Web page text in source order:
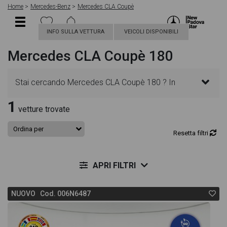
Home Mercedes-Benz Mercedes CLA Coupè
INFO SULLA VETTURA VEICOLI DISPONIBILI
Mercedes CLA Coupè 180
Stai cercando Mercedes CLA Coupè 180 ? In
questa pagina troverai le migliori offerte per
acquistare un veicolo Mercedes nuovo. Le schede
tue necessità, sono presenti informazioni essenziali
1 vetture trovate
Resetta filtri
APRI FILTRI
NUOVO Cod. 006N6487